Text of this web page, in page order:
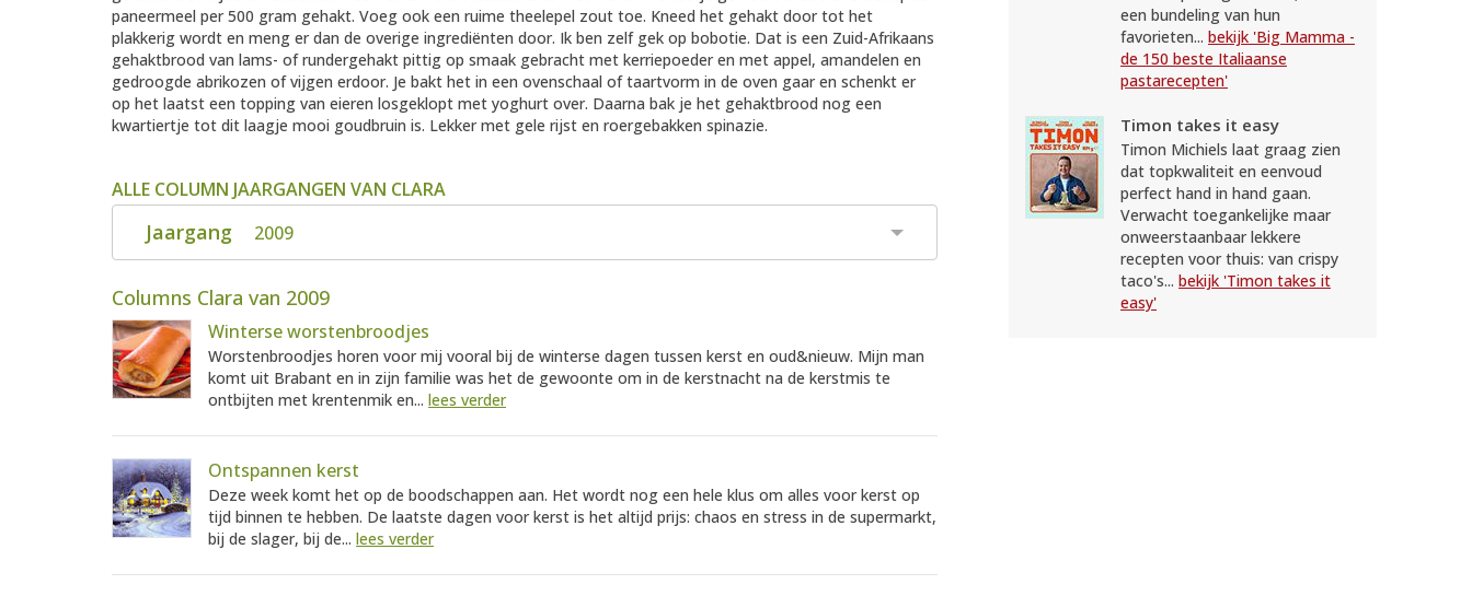
paneermeel per 500 gram gehakt. Voeg ook een ruime theelepel zout toe. Kneed het gehakt door tot het
plakkerig wordt en meng er dan de overige ingrediënten door. Ik ben zelf gek op bobotie. Dat is een Zuid-Afrikaans
gehaktbrood van lams- of rundergehakt pittig op smaak gebracht met kerriepoeder en met appel, amandelen en
gedroogde abrikozen of vijgen erdoor. Je bakt het in een ovenschaal of taartvorm in de oven gaar en schenkt er
op het laatst een topping van eieren losgeklopt met yoghurt over. Daarna bak je het gehaktbrood nog een
kwartiertje tot dit laagje mooi goudbruin is. Lekker met gele rijst en roergebakken spinazie.
ALLE COLUMN JAARGANGEN VAN CLARA
Jaargang 2009
Columns Clara van 2009
Winterse worstenbroodjes
Worstenbroodjes horen voor mij vooral bij de winterse dagen tussen kerst en oud&nieuw. Mijn man
komt uit Brabant en in zijn familie was het de gewoonte om in de kerstnacht na de kerstmis te
ontbijten met krentenmik en... lees verder
Ontspannen kerst
Deze week komt het op de boodschappen aan. Het wordt nog een hele klus om alles voor kerst op
tijd binnen te hebben. De laatste dagen voor kerst is het altijd prijs: chaos en stress in de supermarkt,
bij de slager, bij de... lees verder
een bundeling van hun
favorieten... bekijk 'Big Mamma -
de 150 beste Italiaanse
pastarecepten'
Timon takes it easy
Timon Michiels laat graag zien
dat topkwaliteit en eenvoud
perfect hand in hand gaan.
Verwacht toegankelijke maar
onweerstaanbaar lekkere
recepten voor thuis: van crispy
taco's... bekijk 'Timon takes it
easy'